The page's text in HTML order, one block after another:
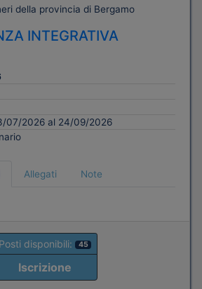
della provincia di Bergamo
INTEGRATIVA
07/2026 al 24/09/2026
Allegati
Note
Posti disponibili: 45
Iscrizione